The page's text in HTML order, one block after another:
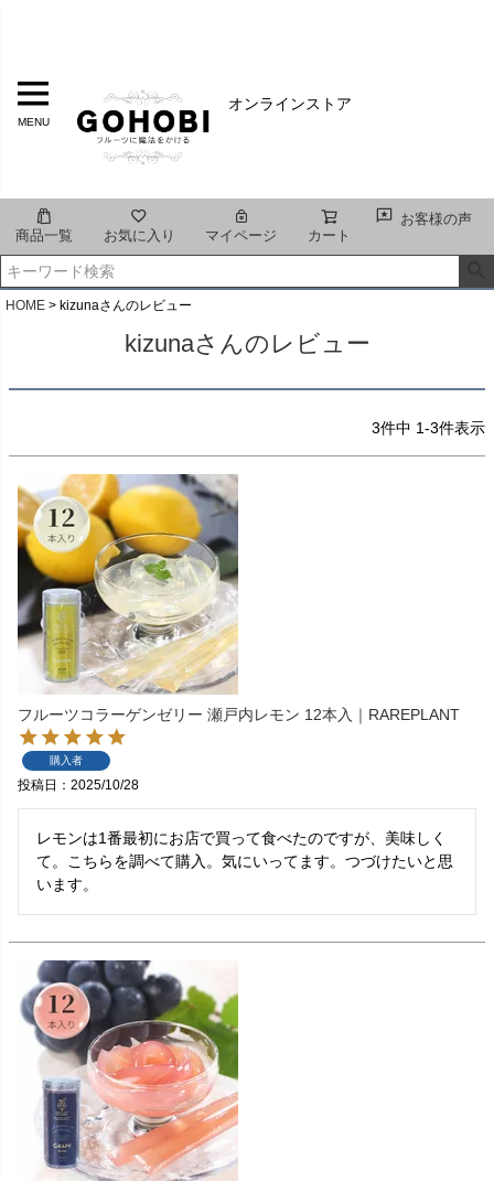
オンラインストア
MENU
商品一覧 お気に入り マイページ カート
お客様の声
HOME kizunaさんのレビュー
kizunaさんのレビュー
3件中 1-3件表示
フルーツコラーゲンゼリー 瀬戸内レモン 12本入｜RAREPLANT
購入者
投稿日 2025/10/28
レモンは1番最初にお店で買って食べたのですが、美味しく
て。こちらを調べて購入。気にいってます。つづけたいと思
います。